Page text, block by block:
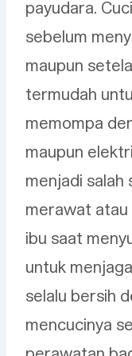
payudara.
sebelum
maupun
termudah
memompa
maupun
menjadi salah
merawat atau
ibu saat
untuk
selalu bersih
mencucinya